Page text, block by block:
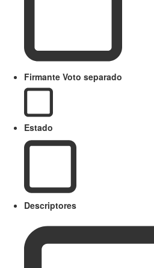
Firmante Voto separado
Estado
Descriptores